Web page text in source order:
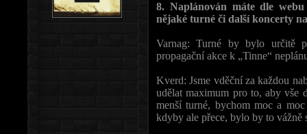
8. Naplánován máte dle
nějaké turné či další koncerty
Varnag: Turné by bylo určitě
propagační akce k „Tinne“
Kverd: Jsme vděční za každou
udělat maximum pro to, aby vše
menší turné, bychom moc a
kdyby ale přece, bylo by to vážně